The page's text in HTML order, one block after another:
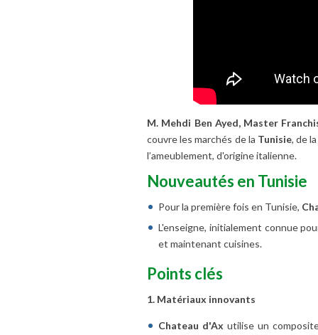
M. Mehdi Ben Ayed, Master
couvre les marchés de la Tunisie, de
l’ameublement, d'origine italienne.
Nouveautés en Tunisie
Pour la première fois en Tunisie,
L'enseigne, initialement connue
et maintenant cuisines.
Points clés
1. Matériaux innovants
Chateau d'Ax utilise un